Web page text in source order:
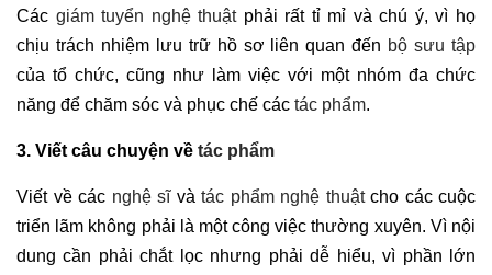
Các giám tuyển nghệ thuậtphải rất tỉ mỉ và chú ý, vì họ
chịu trách nhiệm lưu trữ hồ sơ liên quan đến bộ sưu tập
của tổ chức, cũng như làm việc với một nhóm đa chức
năng để chăm sóc và phục chế các tác phẩm.
3. Viết câu chuyện về tác phẩm
Viết về các nghệ sĩvà tác phẩm nghệ thuậtcho các cuộc
triển lãm không phải là một công việc thường xuyên. Vì nội
dung cần phải chắt lọc nhưng phải dễ hiểu, vì phần lớn